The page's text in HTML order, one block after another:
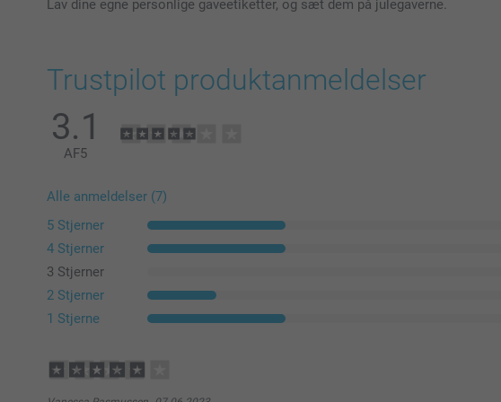
Lav dine egne personlige gaveetiketter, og sæt dem på julegaverne.
Trustpilot produktanmeldelser
3.1
AF5
Alle anmeldelser (7)
5 Stjerner
4 Stjerner
3 Stjerner
2 Stjerner
1 Stjerne